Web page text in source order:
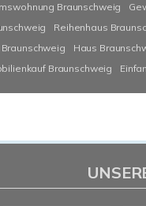
Braunschweig
Reihenhaus
Haus
Braunschweig